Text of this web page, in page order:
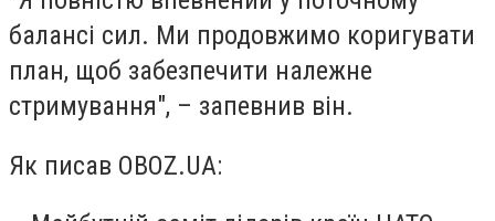
балансі сил. Ми продовжимо коригувати
план, щоб забезпечити належне
стримування", – запевнив він.
Як писав OBOZ.UA: